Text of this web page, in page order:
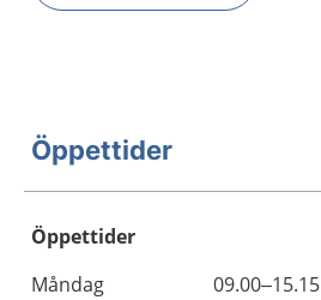
Öppettider
Öppettider
Dag
Öppettider
Kommentarer
Måndag
09.00–15.15